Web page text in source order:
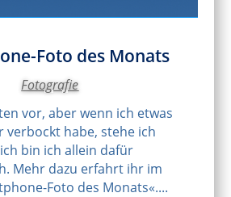
Foto des Monats
Fotografie
vor, aber wenn ich etwas
verbockt habe, stehe ich
bin ich allein dafür
Mehr dazu erfahrt ihr im
Foto des Monats«....